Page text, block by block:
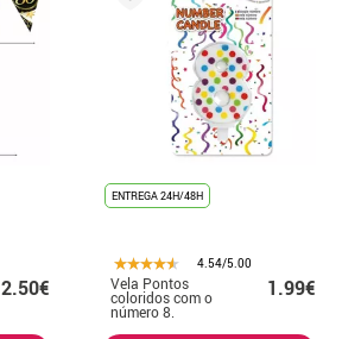
2.50€
ENTREGA 24H/48H
4.54/5.00
Vela Pontos
coloridos com o
número 8.
1.99€